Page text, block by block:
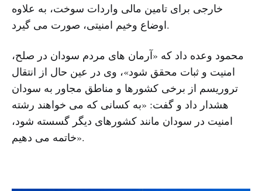
خارجی برای تامین مالی واردات سوخت، به علاوه
اوضاع وخیم امنیتی، صورت می گیرد.
محمود وعده داد که «آرمان های مردم سودان در صلح،
امنیت و ثبات محقق شود»، وی در عین حال از انتقال
تروریسم از برخی کشورها و مناطق مجاور به سودان
هشدار داد و گفت: «به کسانی که می خواهند رشته
امنیت در سودان مانند کشورهای دیگر گسسته شود،
خاتمه می دهیم».